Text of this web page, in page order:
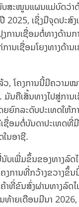
ສະໜູນແຜນແມ່ບົດວ່າດ້
2025, ເຊິ່ງມີຈຸດປະ
ານເຊື່ອມຕໍ່ທາງດ້ານກ
ານເຊື່ອມໂຍງທາງດ້າ
ວ, ໂຄງການນີ້ມີຄວາມ
ນຄືເສັ້ນທາງໄປສູ່ການ
ຍົກລະດັບປະເທດໃຫ້ກ
ຊື່ອມຕໍ່ບັນດາປະເທດທີ່
ນອາຊີ.
ບເພີ່ມຂຶ້ນຂອງທາງລົດ
ງການທີ່ກວ້າງຂວາງຂຶ້
ທີ່ຂົນສົ່ງຜ່ານທາງລົດ
ທ້າຍເດືອນມີນາ